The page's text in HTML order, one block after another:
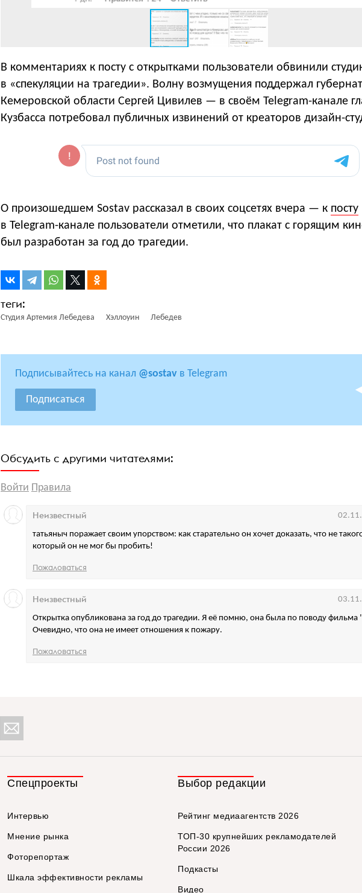
В комментариях к посту с открытками пользователи обвинили
в «спекуляции на трагедии». Волну возмущения поддержал
Кемеровской области Сергей Цивилев — в своём Telegram-канале
Кузбасса потребовал публичных извинений от креаторов дизайн-
О произошедшем Sostav рассказал в своих соцсетях вчера — к посту
в Telegram-канале пользователи отметили, что плакат c горящим
был разработан за год до трагедии.
Студия Артемия Лебедева Хэллоуин Лебедев
Подписывайтесь на канал @sostav в Telegram
Подписаться
Обсудить с другими читателями:
Войти Правила
татьяныч поражает своим упорством: как старательно он хочет доказать, что не
который он не мог бы пробить!
Неизвестный
Пожаловаться
Открытка опубликована за год до трагедии. Я её помню, она была по поводу
Очевидно, что она не имеет отношения к пожару.
Неизвестный
Пожаловаться
Спецпроекты
Интервью
Мнение рынка
Фоторепортаж
Шкала эффективности рекламы
Выбор редакции
Рейтинг медиаагентств 2026
ТОП-30 крупнейших рекламодателей
России 2026
Подкасты
Видео